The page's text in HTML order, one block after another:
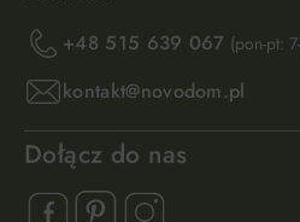
+48 515 639 067 (pon-pt:
kontakt@novodom.pl
Dołącz do nas